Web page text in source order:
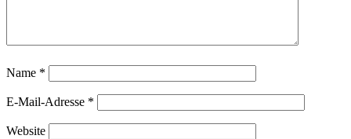
Name *
E-Mail-Adresse *
Website